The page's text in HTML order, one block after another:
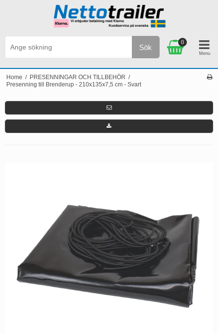
Sök
0
Home / PRESENNINGAR OCH TILLBEHÖR /
Presenning till Brenderup - 210x135x7,5 cm - Svart